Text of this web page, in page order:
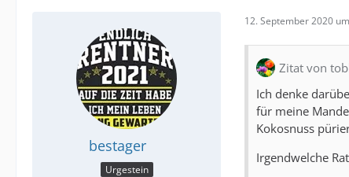
bestager
Urgestein
12. September 2020
Zitat von
Ich denke
für meine
Kokosnuss
Irgendwelche